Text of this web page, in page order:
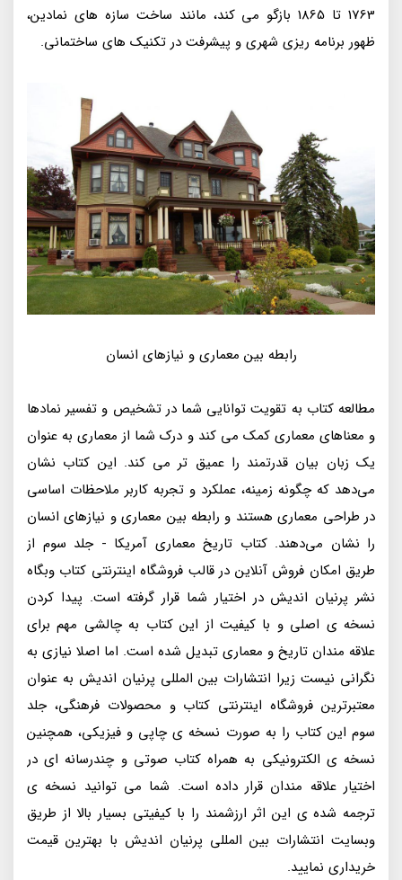
1763 تا 1865 بازگو می کند، مانند ساخت سازه های نمادین،
ظهور برنامه ریزی شهری و پیشرفت در تکنیک های ساختمانی.
رابطه بین معماری و نیازهای انسان
مطالعه کتاب به تقویت توانایی شما در تشخیص و تفسیر نمادها
و معناهای معماری کمک می کند و درک شما از معماری به عنوان
یک زبان بیان قدرتمند را عمیق تر می کند. این کتاب نشان
می‌دهد که چگونه زمینه، عملکرد و تجربه کاربر ملاحظات اساسی
در طراحی معماری هستند و رابطه بین معماری و نیازهای انسان
را نشان می‌دهند. کتاب تاریخ معماری آمریکا - جلد سوم از
طریق امکان فروش آنلاین در قالب فروشگاه اینترنتی کتاب وبگاه
نشر پرنیان اندیش در اختیار شما قرار گرفته است. پیدا کردن
نسخه ی اصلی و با کیفیت از این کتاب به چالشی مهم برای
علاقه مندان تاریخ و معماری تبدیل شده است. اما اصلا نیازی به
نگرانی نیست زیرا انتشارات بین المللی پرنیان اندیش به عنوان
معتبرترین فروشگاه اینترنتی کتاب و محصولات فرهنگی، جلد
سوم این کتاب را به صورت نسخه ی چاپی و فیزیکی، همچنین
نسخه ی الکترونیکی به همراه کتاب صوتی و چندرسانه ای در
اختیار علاقه مندان قرار داده است. شما می توانید نسخه ی
ترجمه شده ی این اثر ارزشمند را با کیفیتی بسیار بالا از طریق
وبسایت انتشارات بین المللی پرنیان اندیش با بهترین قیمت
خریداری نمایید.